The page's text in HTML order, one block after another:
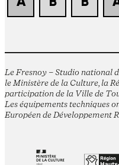
Le Fresnoy – Studio national
le Ministère de la Culture, la
participation de la Ville de
Les équipements techniques
Européen de Développement